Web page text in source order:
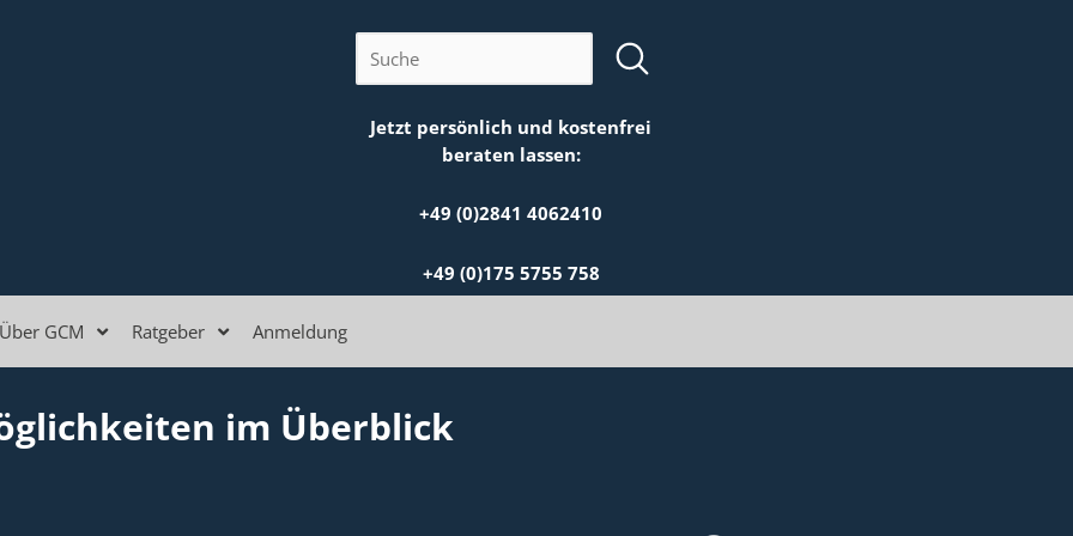
Jetzt persönlich und kostenfrei
beraten lassen:
+49 (0)2841 4062410
+49 (0)175 5755 758
Über GCM Ratgeber Anmeldung
im Überblick